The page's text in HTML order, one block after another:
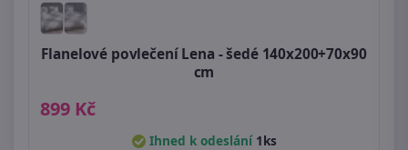
Flanelové povlečení Lena - šedé 140x200+70x90
cm
899 Kč
Ihned k odeslání 1ks